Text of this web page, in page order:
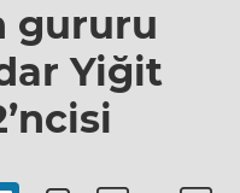
gururu
Yiğit